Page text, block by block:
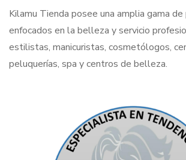
Kilamu Tienda posee una amplia gama
enfocados en la belleza y servicio
estilistas, manicuristas, cosmetólogos,
peluquerías, spa y centros de belleza.